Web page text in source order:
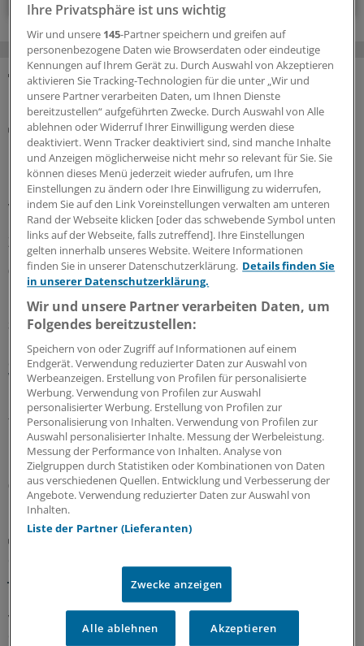
MEHR ZUM THEMA
Notfallversorgung
Neuer Bereitschaftsdienst in Nordrhein ist ein
Erfolgsmodell
In nur zwölf Stunden waren die 6.000 Fahrdienste
vergeben: Der neu strukturierte ärztliche
Bereitschaftsdienst in Nordrhein wird gut angenommen.
Zuständig sind spezielle Kooperationsmediziner.
07.08.2026
Sparpaket sorgt für Unsicherheit
Praxisbesonderheiten in Zeiten des GKV-
Spargesetzes: Klarheit soll es in der kommenden
Woche geben
Ein Passus des Beitragssatzstabilisierungsgesetz sorgt
für Unruhe unter Ärztinnen und Ärzten. Stehen die
Praxisbesonderheiten auf der Kippe? Oder eher doch
nicht? Kassenärzte und Krankenkassen verhandeln.
06.08.2026
jeder Praxis sein
Die Kassenärztliche Bundesvereinigung hat eine Liste
vorgelegt, in der sie die möglichen finanziellen Folgen
des GKV-Spargesetzes pro Ärztin bzw. Arzt auflistet. Die
Ihre Privatsphäre ist uns wichtig
Wir und unsere 145-Partner speichern und greifen auf
personenbezogene Daten wie Browserdaten oder eindeutige
Kennungen auf Ihrem Gerät zu. Durch Auswahl von Akzeptieren
aktivieren Sie Tracking-Technologien für die unter „Wir und
unsere Partner verarbeiten Daten, um Ihnen Dienste
bereitzustellen“ aufgeführten Zwecke. Durch Auswahl von Alle
ablehnen oder Widerruf Ihrer Einwilligung werden diese
deaktiviert. Wenn Tracker deaktiviert sind, sind manche Inhalte
und Anzeigen möglicherweise nicht mehr so relevant für Sie. Sie
können dieses Menü jederzeit wieder aufrufen, um Ihre
Einstellungen zu ändern oder Ihre Einwilligung zu widerrufen,
indem Sie auf den Link Voreinstellungen verwalten am unteren
Rand der Webseite klicken [oder das schwebende Symbol unten
links auf der Webseite, falls zutreffend]. Ihre Einstellungen
gelten innerhalb unseres Website. Weitere Informationen
finden Sie in unserer Datenschutzerklärung. Details finden Sie
in unserer Datenschutzerklärung.
Wir und unsere Partner verarbeiten Daten, um
Folgendes bereitzustellen:
Speichern von oder Zugriff auf Informationen auf einem
Endgerät. Verwendung reduzierter Daten zur Auswahl von
Werbeanzeigen. Erstellung von Profilen für personalisierte
Werbung. Verwendung von Profilen zur Auswahl
personalisierter Werbung. Erstellung von Profilen zur
Personalisierung von Inhalten. Verwendung von Profilen zur
Auswahl personalisierter Inhalte. Messung der Werbeleistung.
Messung der Performance von Inhalten. Analyse von
Zielgruppen durch Statistiken oder Kombinationen von Daten
aus verschiedenen Quellen. Entwicklung und Verbesserung der
Angebote. Verwendung reduzierter Daten zur Auswahl von
Inhalten.
Liste der Partner (Lieferanten)
Zwecke anzeigen
Alle ablehnen Akzeptieren